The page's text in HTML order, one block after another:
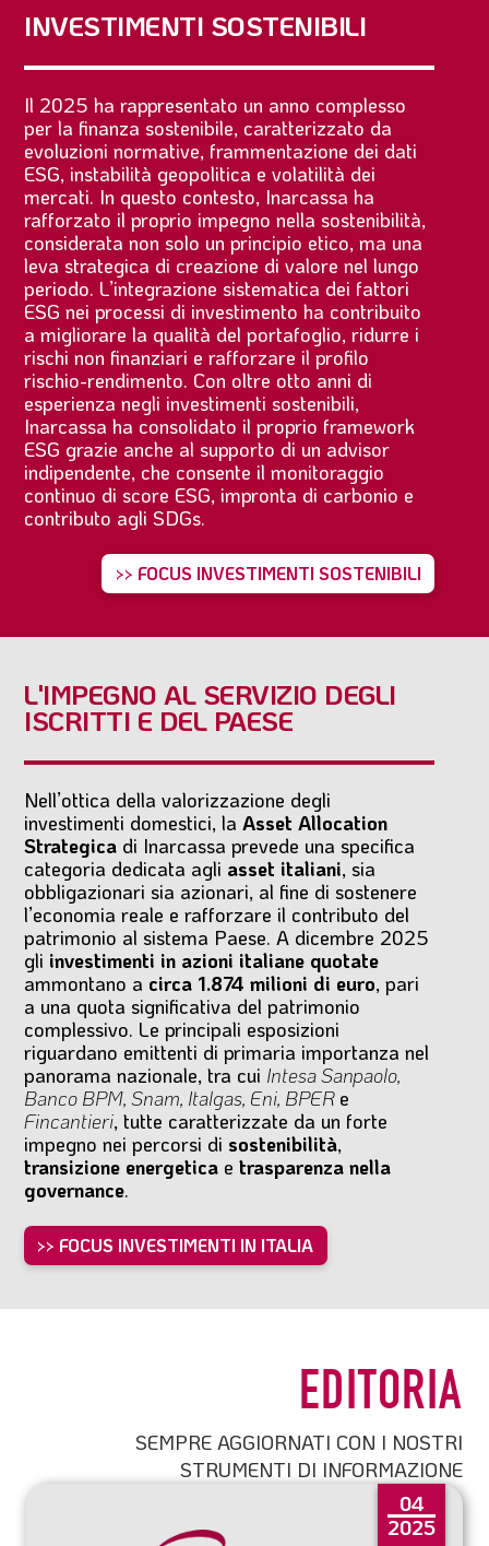
INVESTIMENTI SOSTENIBILI
Il 2025 ha rappresentato un anno complesso
per la finanza sostenibile, caratterizzato da
evoluzioni normative, frammentazione dei dati
ESG, instabilità geopolitica e volatilità dei
mercati. In questo contesto, Inarcassa ha
rafforzato il proprio impegno nella sostenibilità,
considerata non solo un principio etico, ma una
leva strategica di creazione di valore nel lungo
periodo. L’integrazione sistematica dei fattori
ESG nei processi di investimento ha contribuito
a migliorare la qualità del portafoglio, ridurre i
rischi non finanziari e rafforzare il profilo
rischio-rendimento. Con oltre otto anni di
esperienza negli investimenti sostenibili,
Inarcassa ha consolidato il proprio framework
ESG grazie anche al supporto di un advisor
indipendente, che consente il monitoraggio
continuo di score ESG, impronta di carbonio e
contributo agli SDGs.
>> FOCUS INVESTIMENTI SOSTENIBILI
L'IMPEGNO AL SERVIZIO DEGLI
ISCRITTI E DEL PAESE
Nell’ottica della valorizzazione degli
investimenti domestici, la Asset Allocation
Strategica di Inarcassa prevede una specifica
categoria dedicata agli asset italiani, sia
obbligazionari sia azionari, al fine di sostenere
l’economia reale e rafforzare il contributo del
patrimonio al sistema Paese. A dicembre 2025
gli investimenti in azioni italiane quotate
ammontano a circa 1.874 milioni di euro, pari
a una quota significativa del patrimonio
complessivo. Le principali esposizioni
riguardano emittenti di primaria importanza nel
panorama nazionale, tra cui Intesa Sanpaolo,
Banco BPM, Snam, Italgas, Eni, BPER e
Fincantieri, tutte caratterizzate da un forte
impegno nei percorsi di sostenibilità,
transizione energetica e trasparenza nella
governance.
>> FOCUS INVESTIMENTI IN ITALIA
EDITORIA
SEMPRE AGGIORNATI CON I NOSTRI
STRUMENTI DI INFORMAZIONE
04
2025